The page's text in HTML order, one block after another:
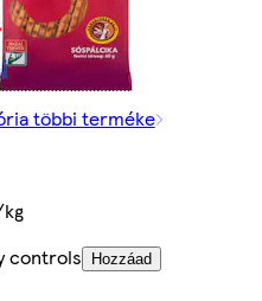
többi terméke
controls
Hozzáad